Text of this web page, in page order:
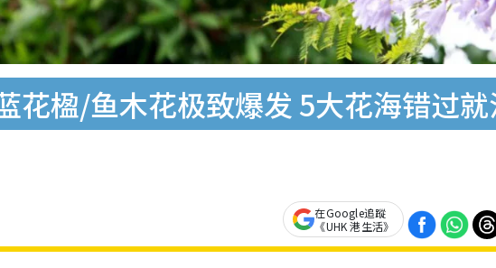
花楹/鱼木花极致爆发 5大花海错过
在Google追蹤
《UHK 港生活》